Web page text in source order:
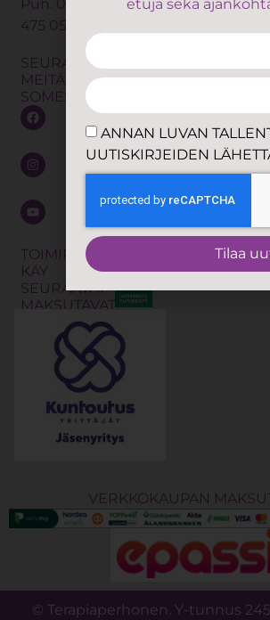
Puh. 050
475 0560
SEURAA
MEITÄ
SOMESSA
TOIMIPISTEISSÄMME
KÄY
SEURAAVAT
MAKSUTAVAT:
Trauma
Kalevalainen
jäsenkorjaus
Koulutukset
Anna
Jätä
VERKKOKAUPAN
© Terapiaperhonen. Y-tunnus
etuja sekä
ANNAN LUVAN
UUTISKIRJEIDEN
Tilaa